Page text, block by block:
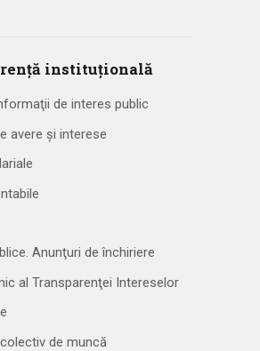
instituțională
de interes public
avere și interese
Anunţuri de închiriere
al Transparenţei Intereselor
de muncă